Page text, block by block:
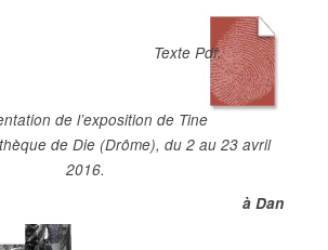
Texte Pdf.
de l’exposition de Tine
de Die (Drôme), du 2 au 23 avril
2016.
à Dan